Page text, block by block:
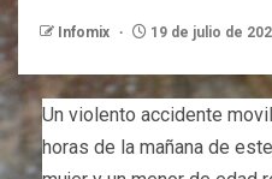
Infomix 19 de julio de
Un violento accidente
horas de la mañana de